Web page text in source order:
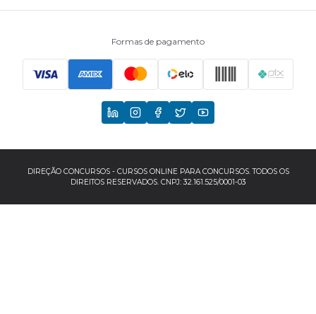
Principais Concursos
Formas de pagamento
DIREÇÃO CONCURSOS - CURSOS ONLINE PARA CONCURSOS. TODOS OS
DIREITOS RESERVADOS. CNPJ: 32.161.525/0001-03